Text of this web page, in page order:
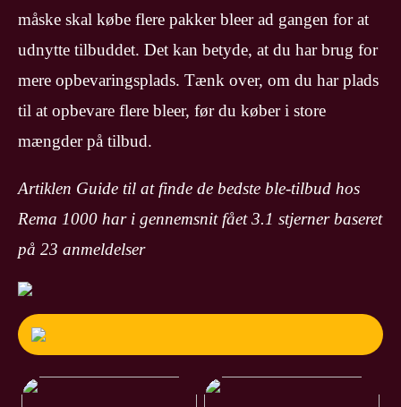
måske skal købe flere pakker bleer ad gangen for at
udnytte tilbuddet. Det kan betyde, at du har brug for
mere opbevaringsplads. Tænk over, om du har plads
til at opbevare flere bleer, før du køber i store
mængder på tilbud.
Artiklen Guide til at finde de bedste ble-tilbud hos
Rema 1000 har i gennemsnit fået3.1 stjerner baseret
på 23 anmeldelser